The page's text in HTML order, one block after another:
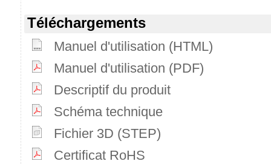
Téléchargements
Manuel d'utilisation (HTML)
Manuel d'utilisation (PDF)
Descriptif du produit
Schéma technique
Fichier 3D (STEP)
Certificat RoHS